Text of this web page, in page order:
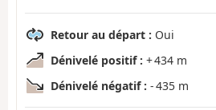
Retour au départ : Oui
Dénivelé positif : + 434 m
Dénivelé négatif : - 435 m